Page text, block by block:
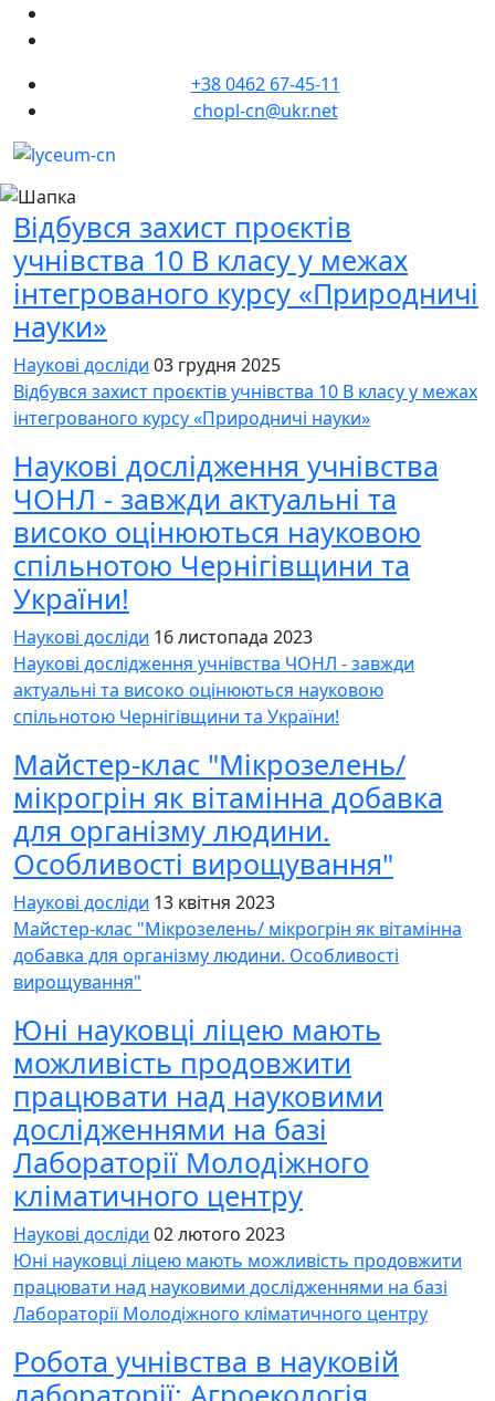
+38 0462 67-45-11
chopl-cn@ukr.net
Відбувся захист проєктів
учнівства 10 В класу у межах
інтегрованого курсу «Природничі
науки»
Наукові досліди 03 грудня 2025
Відбувся захист проєктів учнівства 10 В класу у межах
інтегрованого курсу «Природничі науки»
Наукові дослідження учнівства
ЧОНЛ - завжди актуальні та
високо оцінюються науковою
спільнотою Чернігівщини та
України!
Наукові досліди 16 листопада 2023
Наукові дослідження учнівства ЧОНЛ - завжди
актуальні та високо оцінюються науковою
спільнотою Чернігівщини та України!
Майстер-клас "Мікрозелень/
мікрогрін як вітамінна добавка
для організму людини.
Особливості вирощування"
Наукові досліди 13 квітня 2023
Майстер-клас "Мікрозелень/ мікрогрін як вітамінна
добавка для організму людини. Особливості
вирощування"
Юні науковці ліцею мають
можливість продовжити
працювати над науковими
дослідженнями на базі
Лабораторії Молодіжного
кліматичного центру
Наукові досліди 02 лютого 2023
Юні науковці ліцею мають можливість продовжити
працювати над науковими дослідженнями на базі
Лабораторії Молодіжного кліматичного центру
Робота учнівства в науковій